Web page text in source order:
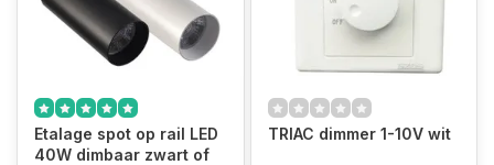
Etalage spot op rail LED
40W dimbaar zwart of
TRIAC dimmer 1-10V wit